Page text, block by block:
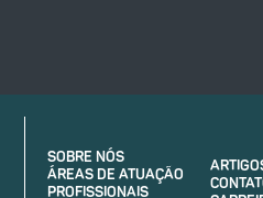
SOBRE NÓS
ÁREAS DE ATUAÇÃO
PROFISSIONAIS